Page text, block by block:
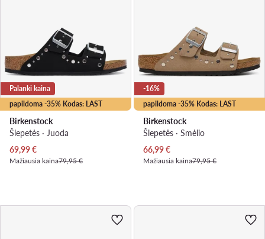
papildoma -35% Kodas: LAST
Palanki kaina
Birkenstock
Šlepetės · Juoda
Dabartinė kaina
69,99€
Mažiausia kaina79,95 €
papildoma -35% Kodas: LAST
-16%
Birkenstock
Šlepetės · Smėlio
Dabartinė kaina
66,99€
Mažiausia kaina79,95 €